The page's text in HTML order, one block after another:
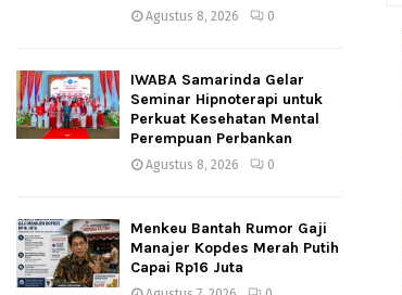
Agustus 8, 2026 0
IWABA Samarinda Gelar
Seminar Hipnoterapi untuk
Perkuat Kesehatan Mental
Perempuan Perbankan
Agustus 8, 2026 0
Menkeu Bantah Rumor Gaji
Manajer Kopdes Merah Putih
Capai Rp16 Juta